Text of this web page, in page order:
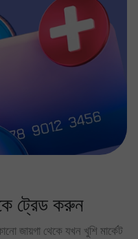
ট্রেড করুন
জায়গা থেকে যখন খুশি মার্কেট